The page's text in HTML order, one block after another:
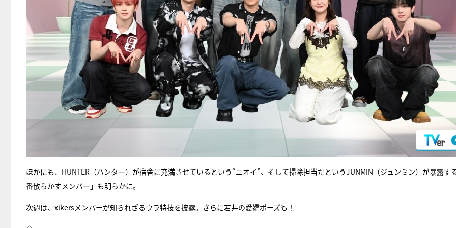
ほかにも、HUNTER（ハンター）が宿舎に充満させているという“ニオイ”、そして掃除担当だというJUNMIN（ジュンミン）が暴露す
番散らかすメンバー」も明らかに。
次週は、xikersメンバーが知られざるウラ特技を披露。さらに若井の愛嬌ポーズも！